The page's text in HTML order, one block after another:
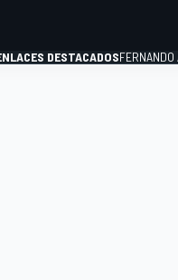
DESTACADOSFERNANDO